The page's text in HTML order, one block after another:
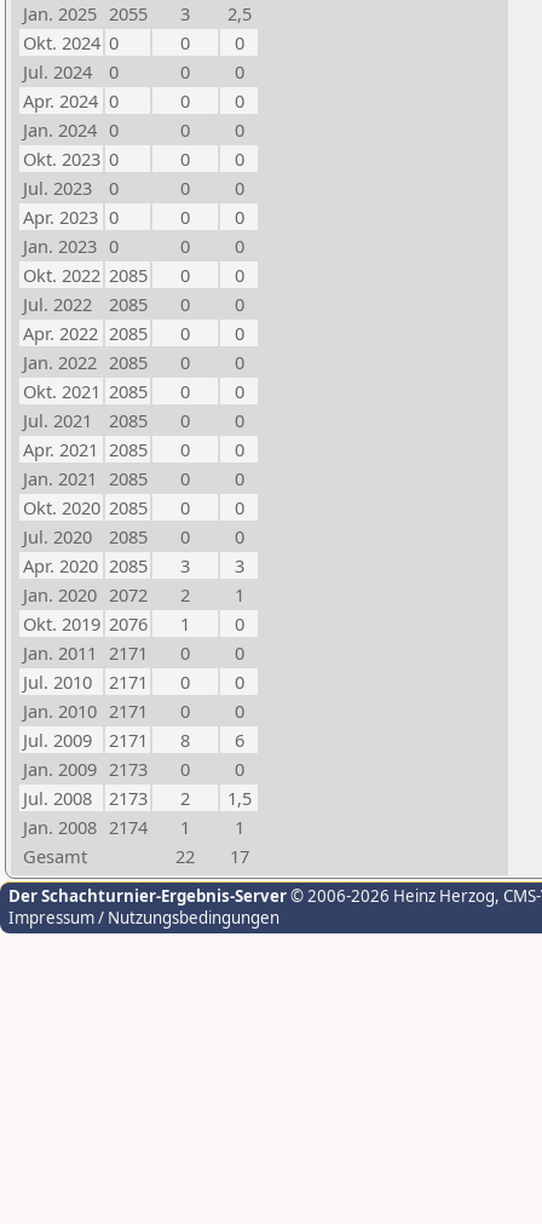
Jan. 2025 2055 3
2,5
Okt. 2024 0 0
0
Jul. 2024
0 0
0
Apr. 2024 0 0
0
Jan. 2024 0 0
0
Okt. 2023 0 0
0
Jul. 2023
0 0
0
Apr. 2023 0 0
0
Jan. 2023 0 0
0
Okt. 2022 2085 0
0
Jul. 2022
2085 0
0
Apr. 2022 2085 0
0
Jan. 2022 2085 0
0
Okt. 2021 2085 0
0
Jul. 2021
2085 0
0
Apr. 2021 2085 0
0
Jan. 2021 2085 0
0
Okt. 2020 2085 0
0
Jul. 2020
2085 0
0
Apr. 2020 2085 3
3
Jan. 2020 2072 2
1
Okt. 2019 2076 1
0
Jan. 2011 2171 0
0
Jul. 2010
2171 0
0
Jan. 2010 2171 0
0
Jul. 2009
2171 8
6
Jan. 2009 2173 0
0
Jul. 2008
2173 2
1,5
Jan. 2008 2174 1
1
Gesamt
22 17
Der Schachturnier-Ergebnis-Server© 2006-2026 Heinz Herzog,
Impressum / Nutzungsbedingungen